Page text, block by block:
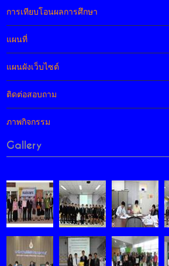
การเทียบโอนผลการศึกษา
แผนที่
แผนผังเว็บไซต์
ติดต่อสอบถาม
ภาพกิจกรรม
Gallery